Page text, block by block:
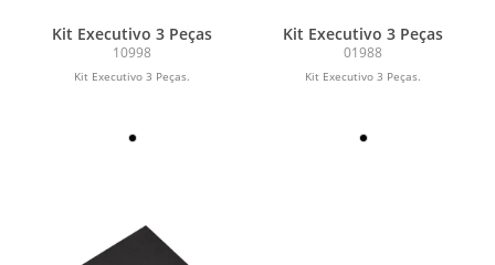
Kit Executivo 3 Peças
10998
Kit Executivo 3 Peças.
Kit Executivo 3 Peças
01988
Kit Executivo 3 Peças.